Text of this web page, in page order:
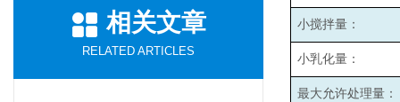
相关文章
RELATED ARTICLES
小搅拌量：
小乳化量：
最大允许处理量：